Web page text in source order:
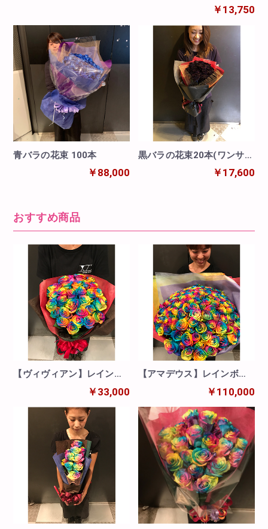
￥13,750
青バラの花束 100本
￥88,000
黒バラの花束20本(ワンサイ
￥17,600
おすすめ商品
【ヴィヴィアン】レインボ
￥33,000
【アマデウス】レインボー
ローズ100本の花束￥110,000